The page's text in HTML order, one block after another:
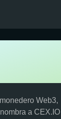
Web3,
a CEX.IO